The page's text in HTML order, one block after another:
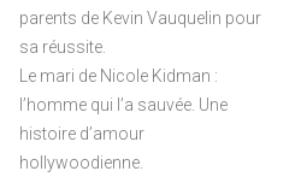
parents de Kevin Vauquelin pour
sa réussite.
Le mari de Nicole Kidman :
l’homme qui l’a sauvée. Une
histoire d’amour
hollywoodienne.